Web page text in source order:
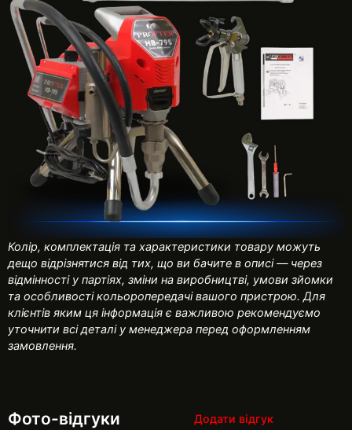
Колір, комплектація та характеристики товару можуть
дещо відрізнятися від тих, що ви бачите в описі — через
відмінності у партіях, зміни на виробництві, умови зйомки
та особливості кольоропередачі вашого пристрою. Для
клієнтів яким ця інформація є важливою рекомендуємо
уточнити всі деталі у менеджера перед оформленням
замовлення.
Фото-відгуки Додати відгук